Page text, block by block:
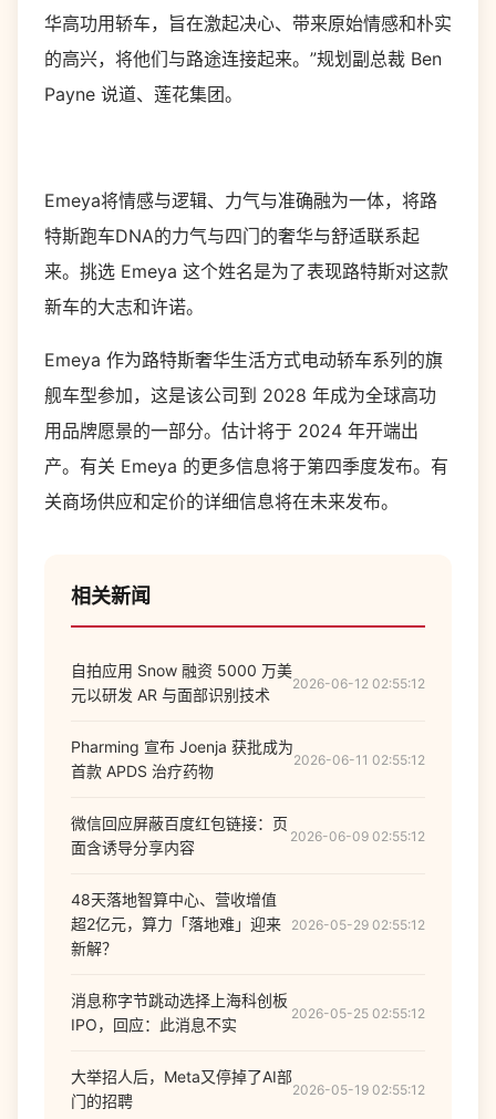
华高功用轿车，旨在激起决心、带来原始情感和朴实
的高兴，将他们与路途连接起来。”规划副总裁 Ben
Payne 说道、莲花集团。
Emeya将情感与逻辑、力气与准确融为一体，将路
特斯跑车DNA的力气与四门的奢华与舒适联系起
来。挑选 Emeya 这个姓名是为了表现路特斯对这款
新车的大志和许诺。
Emeya 作为路特斯奢华生活方式电动轿车系列的旗
舰车型参加，这是该公司到 2028 年成为全球高功
用品牌愿景的一部分。估计将于 2024 年开端出
产。有关 Emeya 的更多信息将于第四季度发布。有
关商场供应和定价的详细信息将在未来发布。
相关新闻
自拍应用 Snow 融资 5000 万美
元以研发 AR 与面部识别技术
2026-06-12 02:55:12
Pharming 宣布 Joenja 获批成为
首款 APDS 治疗药物
2026-06-11 02:55:12
微信回应屏蔽百度红包链接：页
面含诱导分享内容
2026-06-09 02:55:12
48天落地智算中心、营收增值
超2亿元，算力「落地难」迎来
新解？
2026-05-29 02:55:12
消息称字节跳动选择上海科创板
IPO，回应：此消息不实
2026-05-25 02:55:12
大举招人后，Meta又停掉了AI部
门的招聘
2026-05-19 02:55:12